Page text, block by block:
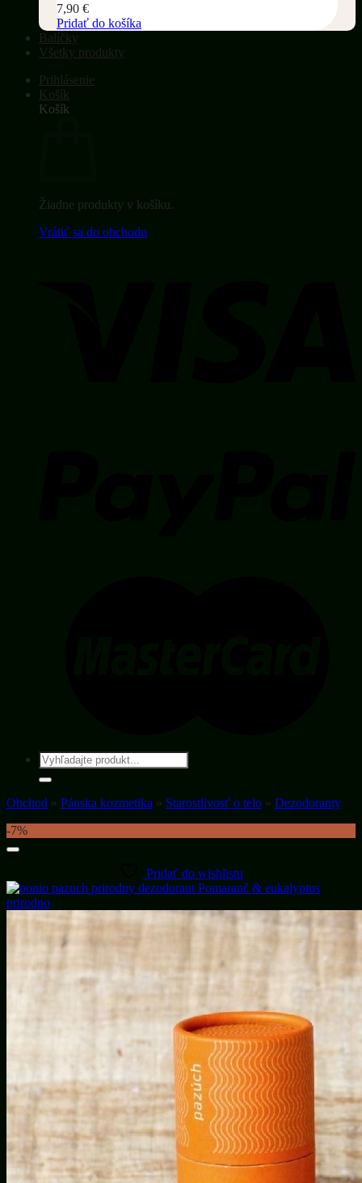
7,90 €
Pridať do košíka
Balíčky
Všetky produkty
Prihlásenie
Košík
Košík
Žiadne produkty v košíku.
Vrátiť sa do obchodu
Hľadať:
Obchod » Pánska kozmetika » Starostlivosť o telo » Dezodoranty
-7%
Pridať do wishlistu